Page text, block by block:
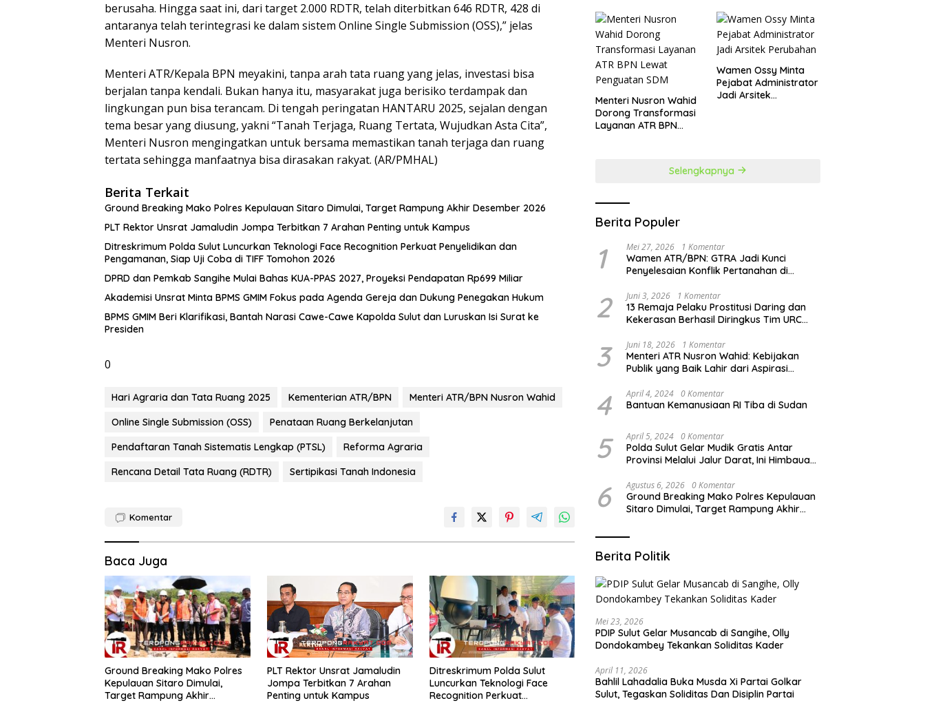
berusaha. Hingga saat ini, dari target 2.000 RDTR, telah diterbitkan 646 RDTR, 428 di
antaranya telah terintegrasi ke dalam sistem Online Single Submission (OSS),” jelas
Menteri Nusron.
Menteri ATR/Kepala BPN meyakini, tanpa arah tata ruang yang jelas, investasi bisa
berjalan tanpa kendali. Bukan hanya itu, masyarakat juga berisiko terdampak dan
lingkungan pun bisa terancam. Di tengah peringatan HANTARU 2025, sejalan dengan
tema besar yang diusung, yakni “Tanah Terjaga, Ruang Tertata, Wujudkan Asta Cita”,
Menteri Nusron mengingatkan untuk bersama memastikan tanah terjaga dan ruang
tertata sehingga manfaatnya bisa dirasakan rakyat. (AR/PMHAL)
Berita Terkait
Ground Breaking Mako Polres Kepulauan Sitaro Dimulai, Target Rampung Akhir Desember 2026
​PLT Rektor Unsrat Jamaludin Jompa Terbitkan 7 Arahan Penting untuk Kampus
Ditreskrimum Polda Sulut Luncurkan Teknologi Face Recognition Perkuat Penyelidikan dan
Pengamanan, Siap Uji Coba di TIFF Tomohon 2026
DPRD dan Pemkab Sangihe Mulai Bahas KUA-PPAS 2027, Proyeksi Pendapatan Rp699 Miliar
Akademisi Unsrat Minta BPMS GMIM Fokus pada Agenda Gereja dan Dukung Penegakan Hukum
BPMS GMIM Beri Klarifikasi, Bantah Narasi Cawe-Cawe Kapolda Sulut dan Luruskan Isi Surat ke
Presiden
0
Hari Agraria dan Tata Ruang 2025 Kementerian ATR/BPN
Menteri ATR/BPN Nusron Wahid
Online Single Submission (OSS)
Penataan Ruang Berkelanjutan
Pendaftaran Tanah Sistematis Lengkap (PTSL)
Reforma Agraria
Rencana Detail Tata Ruang (RDTR)
Sertipikasi Tanah Indonesia
Komentar
Baca Juga
Ground Breaking Mako Polres
Kepulauan Sitaro Dimulai,
Target Rampung Akhir
​PLT Rektor Unsrat Jamaludin
Jompa Terbitkan 7 Arahan
Penting untuk Kampus
Ditreskrimum Polda Sulut
Luncurkan Teknologi Face
Recognition Perkuat
​Menteri Nusron Wahid
Dorong Transformasi
Layanan ATR BPN
Wamen Ossy Minta
Pejabat Administrator
Jadi Arsitek
Selengkapnya
Berita Populer
1 Mei 27, 2026 1 Komentar
Wamen ATR/BPN: GTRA Jadi Kunci
Penyelesaian Konflik Pertanahan di
2 Juni 3, 2026 1 Komentar
13 Remaja Pelaku Prostitusi Daring dan
Kekerasan Berhasil Diringkus Tim URC
3 Juni 18, 2026 1 Komentar
Menteri ATR Nusron Wahid: Kebijakan
Publik yang Baik Lahir dari Aspirasi
4 April 4, 2024 0 Komentar
Bantuan Kemanusiaan RI Tiba di Sudan
5 April 5, 2024 0 Komentar
Polda Sulut Gelar Mudik Gratis Antar
Provinsi Melalui Jalur Darat, Ini Himbauan
6 Agustus 6, 2026 0 Komentar
Ground Breaking Mako Polres Kepulauan
Sitaro Dimulai, Target Rampung Akhir
Berita Politik
Mei 23, 2026
PDIP Sulut Gelar Musancab di Sangihe, Olly
Dondokambey Tekankan Soliditas Kader
April 11, 2026
Bahlil Lahadalia Buka Musda Xi Partai Golkar
Sulut, Tegaskan Soliditas Dan Disiplin Partai